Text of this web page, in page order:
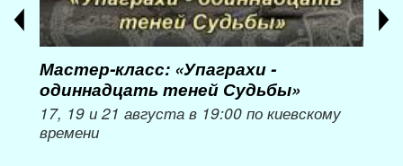
Мастер-класс: «Упаграхи -
одиннадцать теней Судьбы»
17, 19 и 21 августа в 19:00 по киевскому
времени